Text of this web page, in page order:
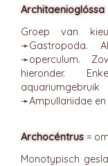
Architaenioglóssa
Groep van
➛Gastropoda.
➛operculum.
hieronder.
➛Ampullariidae
Archocéntrus =
Monotypisch